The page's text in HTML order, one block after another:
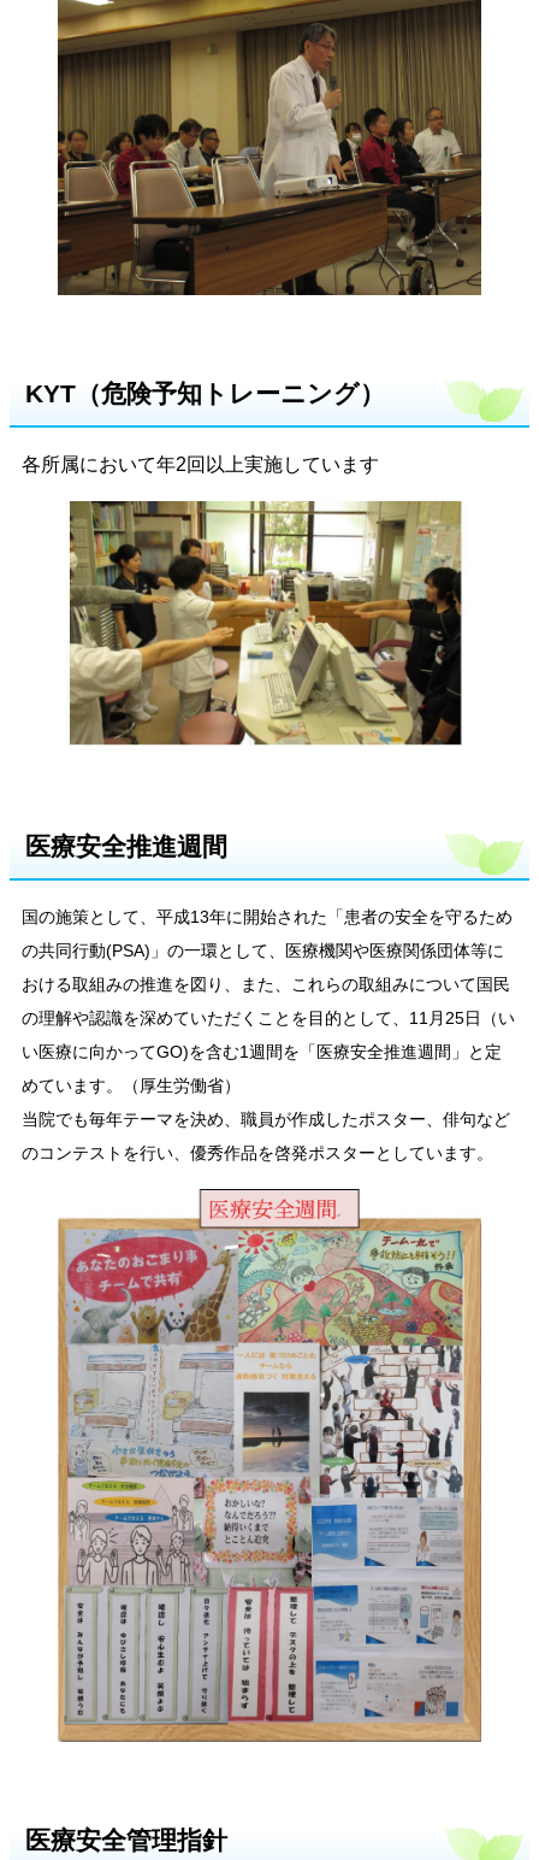
KYT（危険予知トレーニング）
各所属において年2回以上実施しています
医療安全推進週間
国の施策として、平成13年に開始された「患者の安全を守るため
の共同行動(PSA)」の一環として、医療機関や医療関係団体等に
おける取組みの推進を図り、また、これらの取組みについて国民
の理解や認識を深めていただくことを目的として、11月25日（い
い医療に向かってGO)を含む1週間を「医療安全推進週間」と定
めています。（厚生労働省）
当院でも毎年テーマを決め、職員が作成したポスター、俳句など
のコンテストを行い、優秀作品を啓発ポスターとしています。
医療安全管理指針